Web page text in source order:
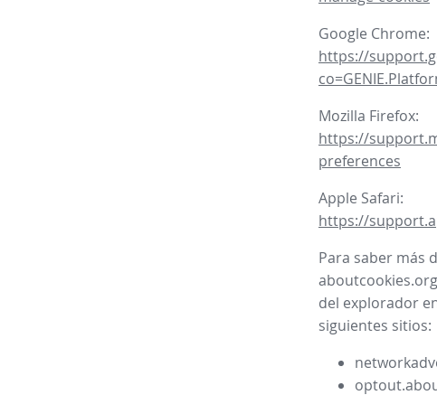
Google Chrome:
https://
Mozilla Firefox:
https://
preferences
Apple Safari:
https://
Para saber más
del explorador
siguientes sitios: